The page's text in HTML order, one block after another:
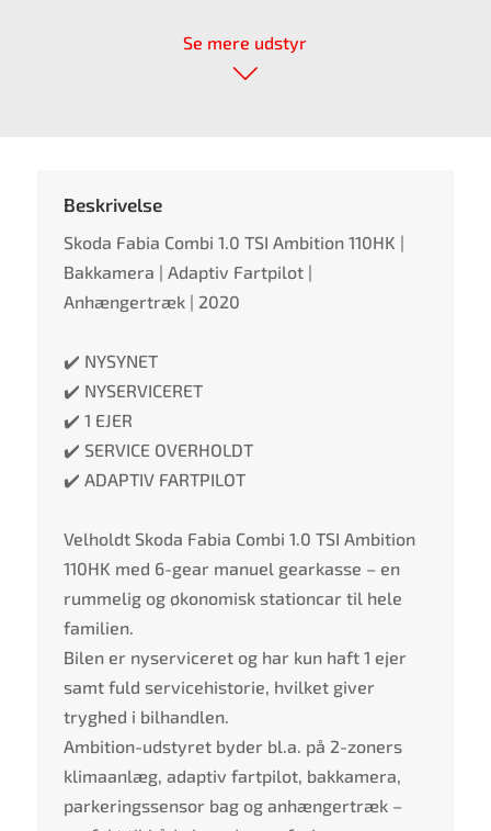
Se mere udstyr
Beskrivelse
Skoda Fabia Combi 1.0 TSI Ambition 110HK |
Bakkamera | Adaptiv Fartpilot |
Anhængertræk | 2020
✔️ NYSYNET
✔️ NYSERVICERET
✔️ 1 EJER
✔️ SERVICE OVERHOLDT
✔️ ADAPTIV FARTPILOT
Velholdt Skoda Fabia Combi 1.0 TSI Ambition
110HK med 6-gear manuel gearkasse – en
rummelig og økonomisk stationcar til hele
familien.
Bilen er nyserviceret og har kun haft 1 ejer
samt fuld servicehistorie, hvilket giver
tryghed i bilhandlen.
Ambition-udstyret byder bl.a. på 2-zoners
klimaanlæg, adaptiv fartpilot, bakkamera,
parkeringssensor bag og anhængertræk –